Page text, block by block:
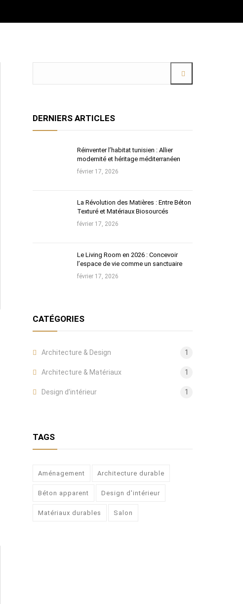
DERNIERS ARTICLES
Réinventer l’habitat tunisien : Allier
modernité et héritage méditerranéen
février 17, 2026
La Révolution des Matières : Entre Béton
Texturé et Matériaux Biosourcés
février 17, 2026
Le Living Room en 2026 : Concevoir
l’espace de vie comme un sanctuaire
février 17, 2026
CATÉGORIES
Architecture & Design 1
Architecture & Matériaux 1
Design d'intérieur 1
TAGS
Aménagement Architecture durable
Béton apparent Design d'intérieur
Matériaux durables Salon